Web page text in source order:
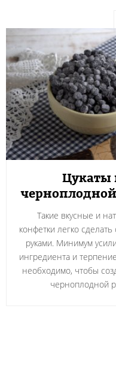
Цукаты
Такие вкусные и
конфетки легко
руками. Минимум
ингредиента и
необходимо, чтобы
черноплодной